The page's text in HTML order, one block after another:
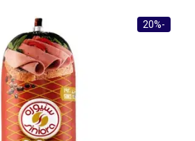
-20%